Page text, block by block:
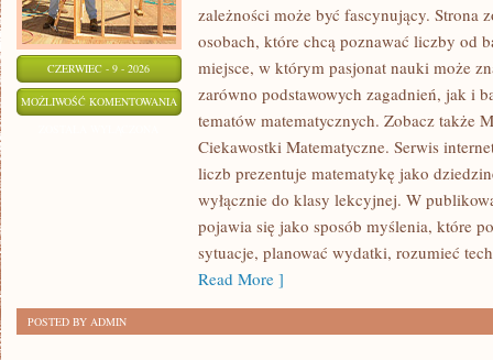
CZERWIEC - 9 - 2026
MOŻLIWOŚĆ KOMENTOWANIA MATEMATYKA
TECHNOLOGII
NAUCE
zależności może być fascynujący. Strona
osobach, które chcą poznawać liczby od
miejsce, w którym pasjonat nauki może
zarówno podstawowych zagadnień, jak i
tematów matematycznych. Zobacz także
Ciekawostki Matematyczne. Serwis
liczb prezentuje matematykę jako
wyłącznie do klasy lekcyjnej. W
pojawia się jako sposób myślenia, które
sytuacje, planować wydatki, rozumieć
Read More ]
POSTED BY ADMIN